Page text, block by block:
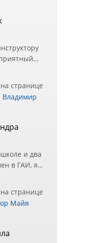
перед
к
все
этого
странице
Владимир
и два
в ГАИ, я
Майю в
чтобы
я
странице
Майя